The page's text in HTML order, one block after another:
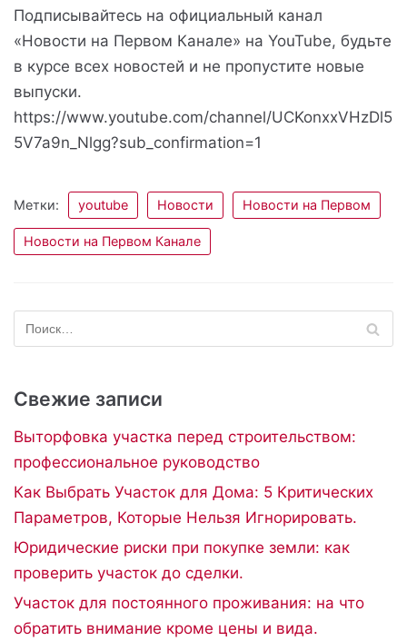
Подписывайтесь на официальный канал
«Новости на Первом Канале» на YouTube, будьте
в курсе всех новостей и не пропустите новые
выпуски.
https://www.youtube.com/channel/UCKonxxVHzDl5
5V7a9n_Nlgg?sub_confirmation=1
Метки: youtube Новости Новости на Первом
Новости на Первом Канале
Свежие записи
Выторфовка участка перед строительством:
профессиональное руководство
Как Выбрать Участок для Дома: 5 Критических
Параметров, Которые Нельзя Игнорировать.
Юридические риски при покупке земли: как
проверить участок до сделки.
Участок для постоянного проживания: на что
обратить внимание кроме цены и вида.